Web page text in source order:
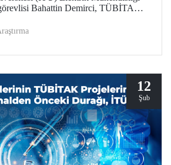
Bahattin Demirci, TÜBİTAK
College London’da 1 yıl süreyle
12
Şub